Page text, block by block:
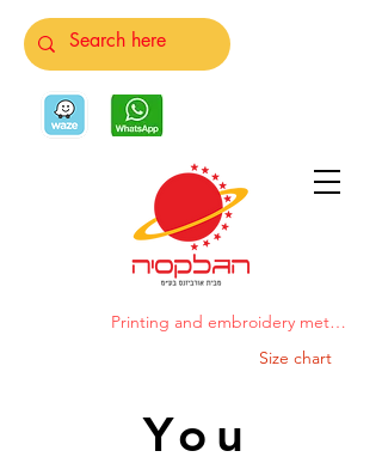
Size chart
You
Printing and embroidery methods